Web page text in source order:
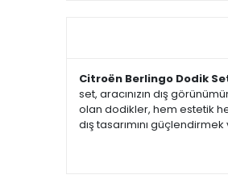
Citroën Berlingo Dodik
set, aracınızın dış
olan dodikler, hem estetik
dış tasarımını